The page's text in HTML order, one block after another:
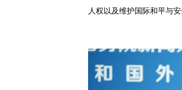
人权以及维护国际和平与